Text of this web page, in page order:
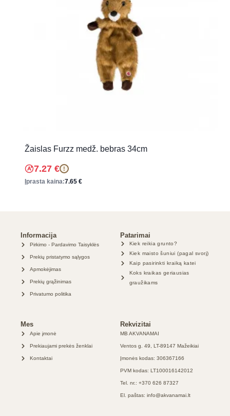
Žaislas Furzz medž. bebras 34cm
7.27 € !
Įprasta kaina:7.65 €
Informacija
Pirkimo - Pardavimo Taisyklės
Prekių pristatymo sąlygos
Apmokėjimas
Prekių grąžinimas
Privatumo politika
Patarimai
Kiek reikia grunto?
Kiek maisto šuniui (pagal svorį)
Kaip pasirinkti kraiką katei
Koks kraikas geriausias
graužikams
Mes
Apie įmonė
Prekiaujami prekės ženklai
Kontaktai
Rekvizitai
MB AKVANAMAI
Ventos g. 49, LT-89147 Mažeikiai
Įmonės kodas: 306367166
PVM kodas: LT100016142012
Tel. nr.: +370 626 87327
El. paštas: info@akvanamai.lt